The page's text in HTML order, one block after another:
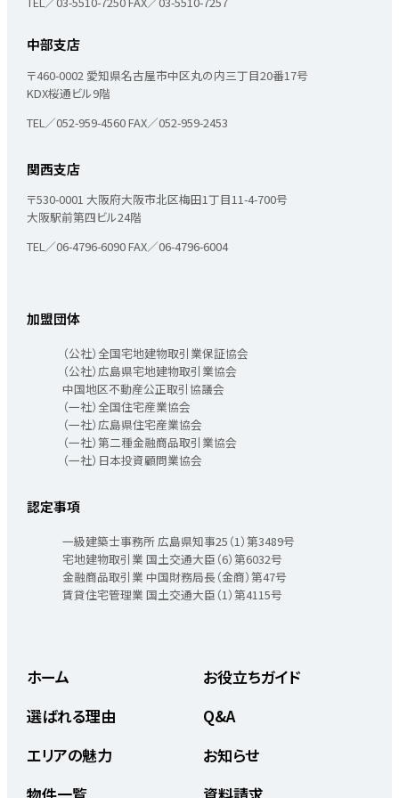
中部支店
〒460-0002 愛知県名古屋市中区丸の内三丁目20番17号
KDX桜通ビル9階
TEL／052-959-4560FAX／052-959-2453
関西支店
〒530-0001 大阪府大阪市北区梅田1丁目11-4-700号
大阪駅前第四ビル24階
TEL／06-4796-6090FAX／06-4796-6004
加盟団体
（公社）全国宅地建物取引業保証協会
（公社）広島県宅地建物取引業協会
中国地区不動産公正取引協議会
（一社）全国住宅産業協会
（一社）広島県住宅産業協会
（一社）第二種金融商品取引業協会
（一社）日本投資顧問業協会
認定事項
一級建築士事務所 広島県知事25（1）第3489号
宅地建物取引業 国土交通大臣（6）第6032号
金融商品取引業 中国財務局長（金商）第47号
賃貸住宅管理業 国土交通大臣（1）第4115号
ホーム
選ばれる理由
エリアの魅力
お役立ちガイド
Q&A
お知らせ